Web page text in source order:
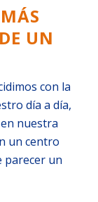
UN
con la
día a día,
nuestra
un centro
parecer un